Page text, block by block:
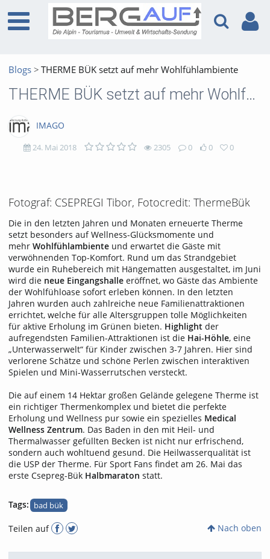
Blogs THERME BÜK setzt auf mehr Wohlfühlambiente
THERME BÜK setzt auf mehr Wohlfühlambiente
IMAGO
24. Mai 2018 2305 0 0 0
Fotograf: CSEPREGI Tibor, Fotocredit: ThermeBük
Die in den letzten Jahren und Monaten erneuerte Therme
setzt besonders auf Wellness-Glücksmomente und
mehr Wohlfühlambiente und erwartet die Gäste mit
verwöhnenden Top-Komfort. Rund um das Strandgebiet
wurde ein Ruhebereich mit Hängematten ausgestaltet, im Juni
wird die neue Eingangshalle eröffnet, wo Gäste das Ambiente
der Wohlfühloase sofort erleben können. In den letzten
Jahren wurden auch zahlreiche neue Familienattraktionen
errichtet, welche für alle Altersgruppen tolle Möglichkeiten
für aktive Erholung im Grünen bieten. Highlight der
aufregendsten Familien-Attraktionen ist die Hai-Höhle, eine
„Unterwasserwelt“ für Kinder zwischen 3-7 Jahren. Hier sind
verlorene Schätze und schöne Perlen zwischen interaktiven
Spielen und Mini-Wasserrutschen versteckt.
Die auf einem 14 Hektar großen Gelände gelegene Therme ist
ein richtiger Thermenkomplex und bietet die perfekte
Erholung und Wellness pur sowie ein spezielles Medical
Wellness Zentrum. Das Baden in den mit Heil- und
Thermalwasser gefüllten Becken ist nicht nur erfrischend,
sondern auch wohltuend gesund. Die Heilwasserqualität ist
die USP der Therme. Für Sport Fans findet am 26. Mai das
erste Csepreg-Bük Halbmaraton statt.
Tags: bad bük
Teilen auf Nach oben